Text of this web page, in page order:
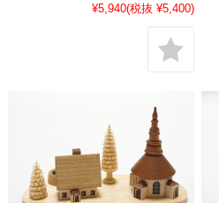
¥5,940(税抜 ¥5,400)